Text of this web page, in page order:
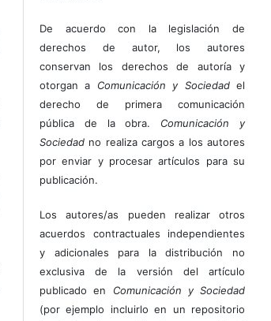
De acuerdo con la legislación de
derechos de autor, los autores
conservan los derechos de autoría y
otorgan a Comunicación y Sociedadel
derecho de primera comunicación
pública de la obra. Comunicación y
Sociedad no realiza cargos a los autores
por enviar y procesar artículos para su
publicación.
Los autores/as pueden realizar otros
acuerdos contractuales independientes
y adicionales para la distribución no
exclusiva de la versión del artículo
publicado en Comunicación y Sociedad
(por ejemplo incluirlo en un repositorio